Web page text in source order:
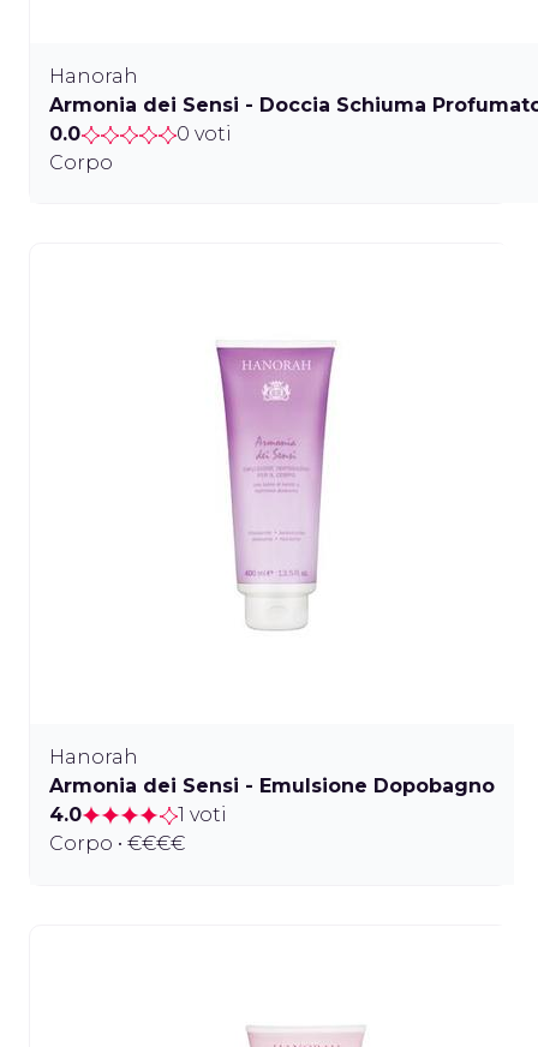
Hanorah
Armonia dei Sensi - Doccia Schiuma
0.0
0 voti
Corpo
Hanorah
Armonia dei Sensi - Emulsione Dopobagno
4.0
1 voti
Corpo • €€€€